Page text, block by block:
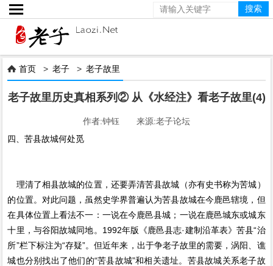

 首页 >老子 >老子故里
老子故里历史真相系列② 从《水经注》看老子故里(4)
作者:钟钰 来源:老子论坛
四、苦县故城何处觅
理清了相县故城的位置，还要弄清苦县故城（亦有史书称为苦城）
的位置。对此问题，虽然史学界普遍认为苦县故城在今鹿邑辖境，但
在具体位置上看法不一：一说在今鹿邑县城；一说在鹿邑城东或城东
十里，与谷阳故城同地。1992年版《鹿邑县志·建制沿革表》苦县“治
所”栏下标注为“存疑”。但近年来，出于争老子故里的需要，涡阳、谯
城也分别找出了他们的“苦县故城”和相关遗址。苦县故城关系老子故